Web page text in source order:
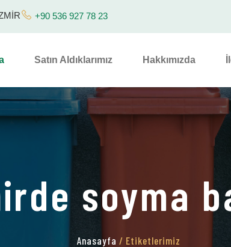
+90 536 927 78 23
Satın Aldıklarımız Hakkımızda
soyma
Anasayfa / Etiketlerimiz